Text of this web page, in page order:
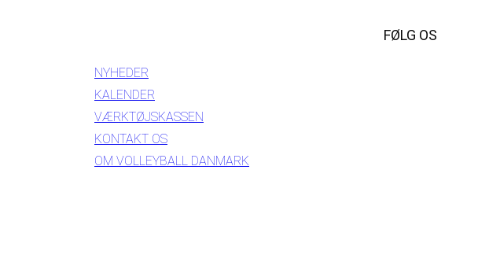
NYHEDER
KALENDER
VÆRKTØJSKASSEN
KONTAKT OS
OM VOLLEYBALL DANMARK
FØLG OS